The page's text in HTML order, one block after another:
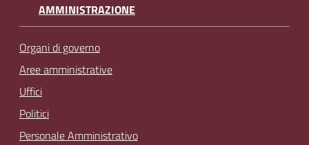
AMMINISTRAZIONE
Organi di governo
Aree amministrative
Uffici
Politici
Personale Amministrativo